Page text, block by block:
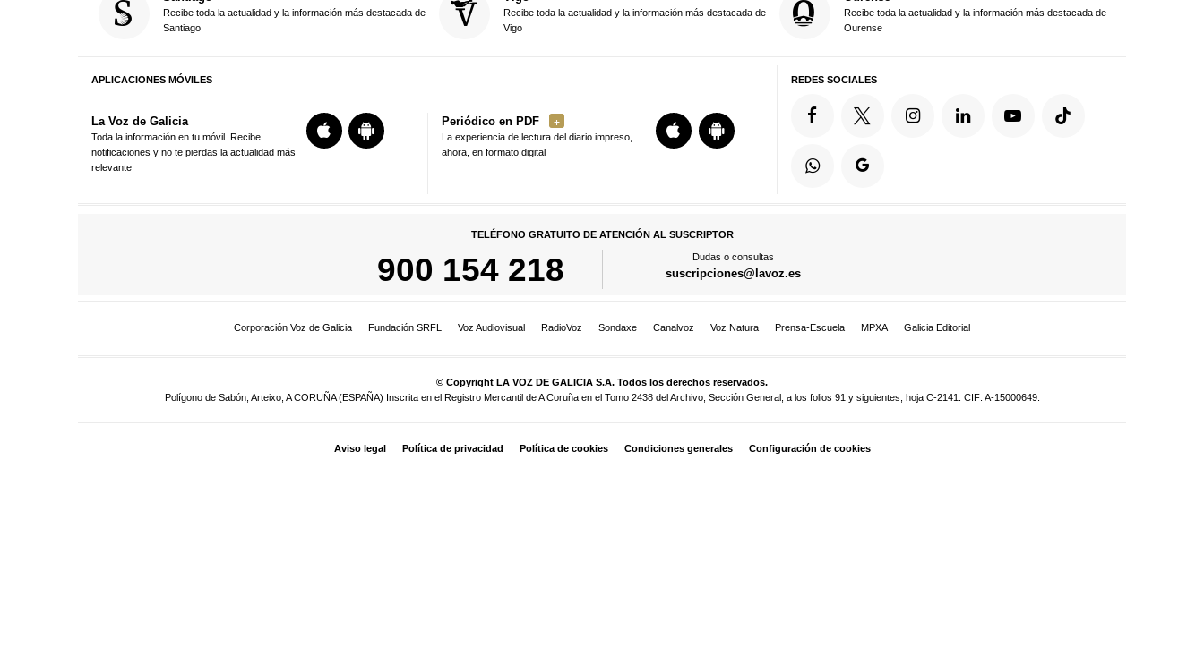
Recibe toda la actualidad y la información más destacada de
Santiago
Recibe toda la actualidad y la información más destacada de
Vigo
Recibe toda la actualidad y la información más destacada de
Ourense
APLICACIONES MÓVILES
La Voz de Galicia
Toda la información en tu móvil. Recibe
notificaciones y no te pierdas la actualidad más
relevante
Periódico en PDF
La experiencia de lectura del diario impreso,
ahora, en formato digital
REDES SOCIALES
TELÉFONO GRATUITO DE ATENCIÓN AL SUSCRIPTOR
900 154 218 Dudas o consultas
suscripciones@lavoz.es
Corporación Voz de Galicia Fundación SRFL Voz Audiovisual RadioVoz Sondaxe Canalvoz Voz Natura Prensa-Escuela MPXA Galicia Editorial
© Copyright LA VOZ DE GALICIA S.A. Todos los derechos reservados.
Polígono de Sabón, Arteixo, A CORUÑA (ESPAÑA) Inscrita en el Registro Mercantil de A Coruña en el Tomo 2438 del Archivo, Sección General, a los folios 91 y siguientes, hoja C-2141. CIF: A-15000649.
Aviso legal Política de privacidad Política de cookies Condiciones generales Configuración de cookies